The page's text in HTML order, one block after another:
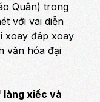
Quân) trong
với vai diễn
xoay đáp xoay
văn hóa đại
làng xiếc và